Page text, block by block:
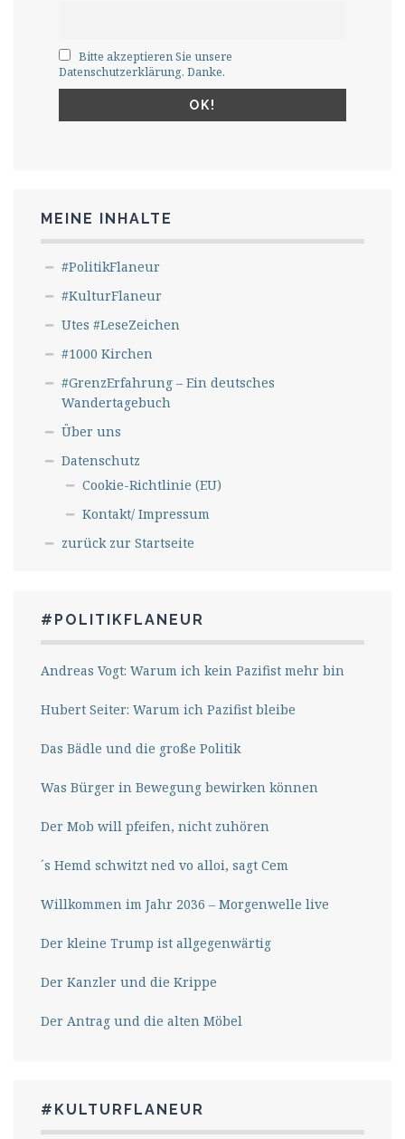
Bitte akzeptieren Sie unsere
Datenschutzerklärung. Danke.
MEINE INHALTE
#PolitikFlaneur
#KulturFlaneur
Utes #LeseZeichen
#1000 Kirchen
#GrenzErfahrung – Ein deutsches
Wandertagebuch
Über uns
Datenschutz
Cookie-Richtlinie (EU)
Kontakt/ Impressum
zurück zur Startseite
#POLITIKFLANEUR
Andreas Vogt: Warum ich kein Pazifist mehr bin
Hubert Seiter: Warum ich Pazifist bleibe
Das Bädle und die große Politik
Was Bürger in Bewegung bewirken können
Der Mob will pfeifen, nicht zuhören
´s Hemd schwitzt ned vo alloi, sagt Cem
Willkommen im Jahr 2036 – Morgenwelle live
Der kleine Trump ist allgegenwärtig
Der Kanzler und die Krippe
Der Antrag und die alten Möbel
#KULTURFLANEUR